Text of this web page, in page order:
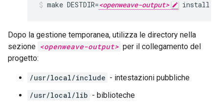
make DESTDIR=<openweave-output> install
Dopo la gestione temporanea, utilizza le directory nella
sezione <openweave-output> per il collegamento del
progetto:
/usr/local/include - intestazioni pubbliche
/usr/local/lib - biblioteche